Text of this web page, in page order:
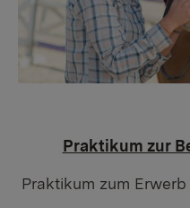
Praktikum zur
Praktikum zum